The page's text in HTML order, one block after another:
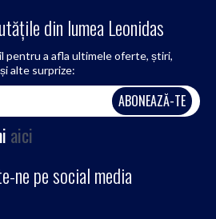
din lumea Leonidas
pentru a afla ultimele oferte, știri,
alte surprize:
aici
ne pe social media